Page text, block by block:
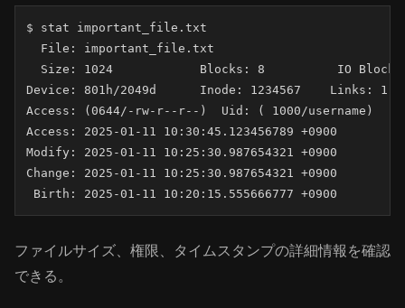
$ stat important_file.txt
  File: important_file.txt
  Size: 1024      	Blocks: 8          IO Block: 4096   regular file
Device: 801h/2049d	Inode: 1234567    Links: 1
Access: (0644/-rw-r--r--)  Uid: ( 1000/username)
Access: 2025-01-11 10:30:45.123456789 +0900
Modify: 2025-01-11 10:25:30.987654321 +0900
Change: 2025-01-11 10:25:30.987654321 +0900
Birth: 2025-01-11 10:20:15.555666777 +0900
ファイルサイズ、権限、タイムスタンプの詳細情報を確認
できる。